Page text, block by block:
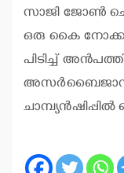
സാജി ജോണ്‍
ഒരു കൈ
പിടിച്ച്